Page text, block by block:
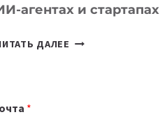
агентах и стартапах
ДАЛЕЕ ПОДКАСТЫ
*